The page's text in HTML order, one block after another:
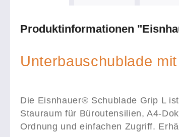
Produktinformationen
Unterbauschublade
Die Eisnhauer® Schublade Grip L
Stauraum für Büroutensilien, A4-
Ordnung und einfachen Zugriff.